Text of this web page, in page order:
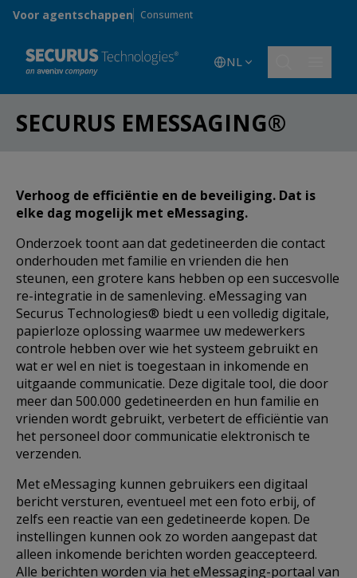
Skip to main content
Voor agentschappen Consument
NL
SECURUS EMESSAGING®
Verhoog de efficiëntie en de beveiliging. Dat is
elke dag mogelijk met eMessaging.
Onderzoek toont aan dat gedetineerden die contact
onderhouden met familie en vrienden die hen
steunen, een grotere kans hebben op een succesvolle
re-integratie in de samenleving. eMessaging van
Securus Technologies® biedt u een volledig digitale,
papierloze oplossing waarmee uw medewerkers
controle hebben over wie het systeem gebruikt en
wat er wel en niet is toegestaan ​​in inkomende en
uitgaande communicatie. Deze digitale tool, die door
meer dan 500.000 gedetineerden en hun familie en
vrienden wordt gebruikt, verbetert de efficiëntie van
het personeel door communicatie elektronisch te
verzenden.
Met eMessaging kunnen gebruikers een digitaal
bericht versturen, eventueel met een foto erbij, of
zelfs een reactie van een gedetineerde kopen. De
instellingen kunnen ook zo worden aangepast dat
alleen inkomende berichten worden geaccepteerd.
Alle berichten worden via het eMessaging-portaal van